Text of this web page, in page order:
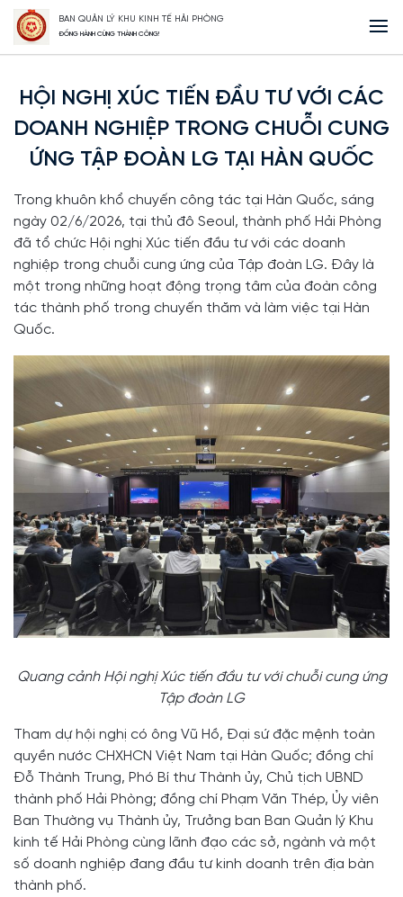
BAN QUẢN LÝ KHU KINH TẾ HẢI PHÒNG
ĐỒNG HÀNH CÙNG THÀNH CÔNG!
Trang Chủ
HỘI NGHỊ XÚC TIẾN ĐẦU TƯ VỚI CÁC DOANH NGHIỆP TRONG
CHUỖI CUNG ỨNG TẬP ĐOÀN LG TẠI HÀN QUỐC
HỘI NGHỊ XÚC TIẾN ĐẦU TƯ VỚI CÁC
DOANH NGHIỆP TRONG CHUỖI CUNG
ỨNG TẬP ĐOÀN LG TẠI HÀN QUỐC
Trong khuôn khổ chuyến công tác tại Hàn Quốc, sáng
ngày 02/6/2026, tại thủ đô Seoul, thành phố Hải Phòng
đã tổ chức Hội nghị Xúc tiến đầu tư với các doanh
nghiệp trong chuỗi cung ứng của Tập đoàn LG. Đây là
một trong những hoạt động trọng tâm của đoàn công
tác thành phố trong chuyến thăm và làm việc tại Hàn
Quốc.
Quang cảnh Hội nghị Xúc tiến đầu tư với chuỗi cung ứng
Tập đoàn LG
Tham dự hội nghị có ông Vũ Hồ, Đại sứ đặc mệnh toàn
quyền nước CHXHCN Việt Nam tại Hàn Quốc; đồng chí
Đỗ Thành Trung, Phó Bí thư Thành ủy, Chủ tịch UBND
thành phố Hải Phòng; đồng chí Phạm Văn Thép, Ủy viên
Ban Thường vụ Thành ủy, Trưởng ban Ban Quản lý Khu
kinh tế Hải Phòng cùng lãnh đạo các sở, ngành và một
số doanh nghiệp đang đầu tư kinh doanh trên địa bàn
thành phố.